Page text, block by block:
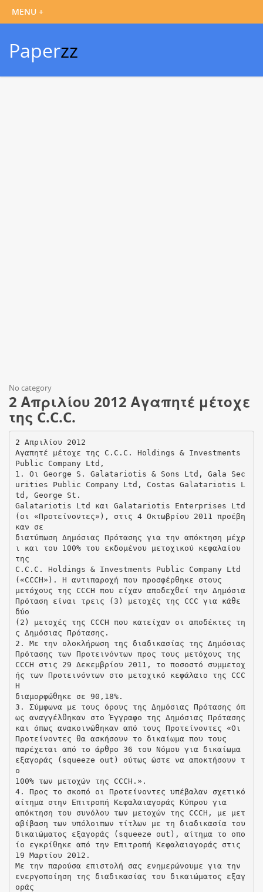
Paperzz
No category
2 Απριλίου 2012 Αγαπητέ μέτοχε
της C.C.C.
2 Απριλίου 2012
Αγαπητέ μέτοχε της C.C.C. Holdings & Investments
Public Company Ltd,
1. Oι George S. Galatariotis & Sons Ltd, Gala Sec
urities Public Company Ltd, Costas Galatariotis L
td, George St.
Galatariotis Ltd και Galatariotis Enterprises Ltd
(οι «Προτείνοντες»), στις 4 Οκτωβρίου 2011 προέβη
καν σε
διατύπωση Δημόσιας Πρότασης για την απόκτηση μέχρ
ι και του 100% του εκδομένου μετοχικού κεφαλαίου
της
C.C.C. Holdings & Investments Public Company Ltd
(«CCCH»). Η αντιπαροχή που προσφέρθηκε στους
μετόχους της CCCH που είχαν αποδεχθεί την Δημόσια
Πρόταση είναι τρεις (3) μετοχές της CCC για κάθε
δύο
(2) μετοχές της CCCH που κατείχαν οι αποδέκτες τη
ς Δημόσιας Πρότασης.
2. Με την ολοκλήρωση της διαδικασίας της Δημόσιας
Πρότασης των Προτεινόντων προς τους μετόχους της
CCCH στις 29 Δεκεμβρίου 2011, το ποσοστό συμμετοχ
ής των Προτεινόντων στο μετοχικό κεφάλαιο της CCC
H
διαμορφώθηκε σε 90,18%.
3. Σύμφωνα με τους όρους της Δημόσιας Πρότασης όπ
ως αναγγέλθηκαν στο Έγγραφο της Δημόσιας Πρότασης
και όπως ανακοινώθηκαν από τους Προτείνοντες «Οι
Προτείνοντες θα ασκήσουν το δικαίωμα που τους
παρέχεται από το άρθρο 36 του Νόμου για δικαίωμα
εξαγοράς (squeeze out) ούτως ώστε να αποκτήσουν τ
ο
100% των μετοχών της CCCH.».
4. Προς το σκοπό οι Προτείνοντες υπέβαλαν σχετικό
αίτημα στην Επιτροπή Κεφαλαιαγοράς Κύπρου για
απόκτηση του συνόλου των μετοχών της CCCH, με μετ
αβίβαση των υπόλοιπων τίτλων με τη διαδικασία του
δικαιώματος εξαγοράς (squeeze out), αίτημα το οπο
ίο εγκρίθηκε από την Επιτροπή Κεφαλαιαγοράς στις
19 Μαρτίου 2012.
Με την παρούσα επιστολή σας ενημερώνουμε για την
ενεργοποίηση της διαδικασίας του δικαιώματος εξαγ
οράς